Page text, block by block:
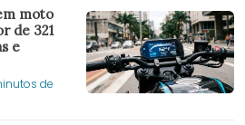
moto
de 321
e
de